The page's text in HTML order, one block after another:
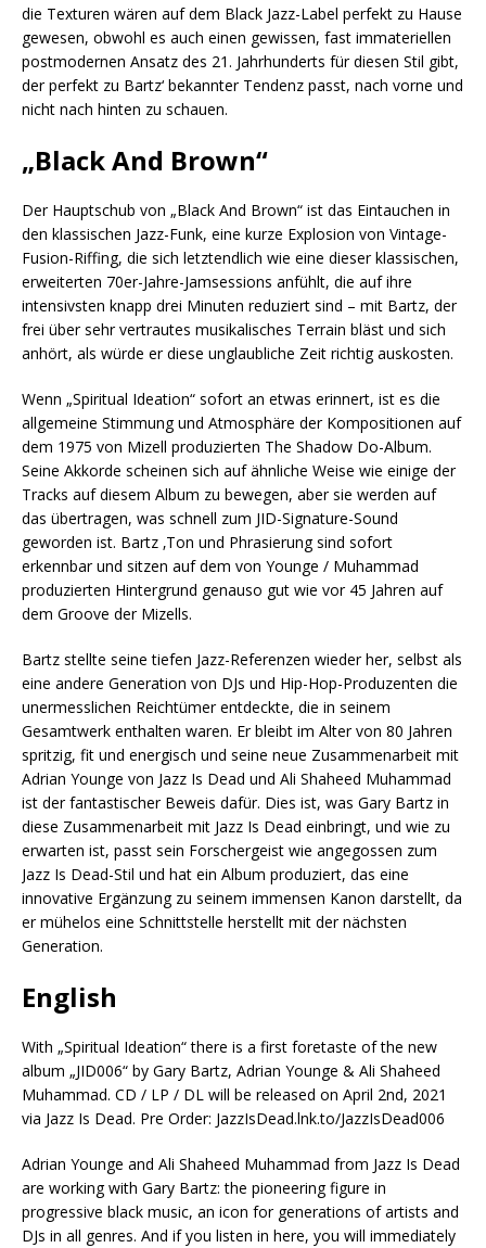
die Texturen wären auf dem Black Jazz-Label perfekt zu Hause
gewesen, obwohl es auch einen gewissen, fast immateriellen
postmodernen Ansatz des 21. Jahrhunderts für diesen Stil gibt,
der perfekt zu Bartz‘ bekannter Tendenz passt, nach vorne und
nicht nach hinten zu schauen.
„Black And Brown“
Der Hauptschub von „Black And Brown“ ist das Eintauchen in
den klassischen Jazz-Funk, eine kurze Explosion von Vintage-
Fusion-Riffing, die sich letztendlich wie eine dieser klassischen,
erweiterten 70er-Jahre-Jamsessions anfühlt, die auf ihre
intensivsten knapp drei Minuten reduziert sind – mit Bartz, der
frei über sehr vertrautes musikalisches Terrain bläst und sich
anhört, als würde er diese unglaubliche Zeit richtig auskosten.
Wenn „Spiritual Ideation“ sofort an etwas erinnert, ist es die
allgemeine Stimmung und Atmosphäre der Kompositionen auf
dem 1975 von Mizell produzierten The Shadow Do-Album.
Seine Akkorde scheinen sich auf ähnliche Weise wie einige der
Tracks auf diesem Album zu bewegen, aber sie werden auf
das übertragen, was schnell zum JID-Signature-Sound
geworden ist. Bartz ‚Ton und Phrasierung sind sofort
erkennbar und sitzen auf dem von Younge / Muhammad
produzierten Hintergrund genauso gut wie vor 45 Jahren auf
dem Groove der Mizells.
Bartz stellte seine tiefen Jazz-Referenzen wieder her, selbst als
eine andere Generation von DJs und Hip-Hop-Produzenten die
unermesslichen Reichtümer entdeckte, die in seinem
Gesamtwerk enthalten waren. Er bleibt im Alter von 80 Jahren
spritzig, fit und energisch und seine neue Zusammenarbeit mit
Adrian Younge von Jazz Is Dead und Ali Shaheed Muhammad
ist der fantastischer Beweis dafür. Dies ist, was Gary Bartz in
diese Zusammenarbeit mit Jazz Is Dead einbringt, und wie zu
erwarten ist, passt sein Forschergeist wie angegossen zum
Jazz Is Dead-Stil und hat ein Album produziert, das eine
innovative Ergänzung zu seinem immensen Kanon darstellt, da
er mühelos eine Schnittstelle herstellt mit der nächsten
Generation.
English
With „Spiritual Ideation“ there is a first foretaste of the new
album „JID006“ by Gary Bartz, Adrian Younge & Ali Shaheed
Muhammad. CD / LP / DL will be released on April 2nd, 2021
via Jazz Is Dead. Pre Order: JazzIsDead.lnk.to/JazzIsDead006
Adrian Younge and Ali Shaheed Muhammad from Jazz Is Dead
are working with Gary Bartz: the pioneering figure in
progressive black music, an icon for generations of artists and
DJs in all genres. And if you listen in here, you will immediately